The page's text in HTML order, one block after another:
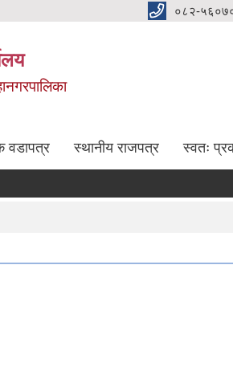
०८२-
वडापत्र स्थानीय राजपत्र स्वतः